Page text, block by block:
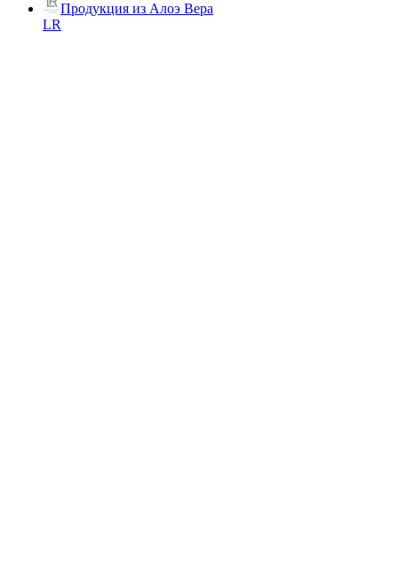
Продукция из Алоэ Вера
LR